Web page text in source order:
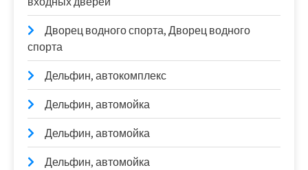
Дворец водного спорта, Дворец водного
спорта
Дельфин, автокомплекс
Дельфин, автомойка
Дельфин, автомойка
Дельфин, автомойка